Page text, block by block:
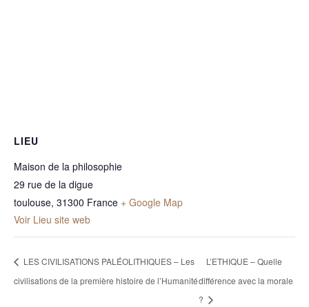
LIEU
Maison de la philosophie
29 rue de la digue
toulouse, 31300 France + Google Map
Voir Lieu site web
LES CIVILISATIONS PALÉOLITHIQUES – Les
civilisations de la première histoire de l’Humanité
L’ETHIQUE – Quelle
différence avec la morale
?